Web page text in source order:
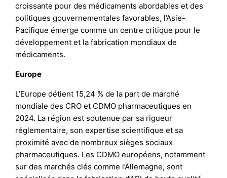
croissante pour des médicaments abordables et des
politiques gouvernementales favorables, l’Asie-
Pacifique émerge comme un centre critique pour le
développement et la fabrication mondiaux de
médicaments.
Europe
L’Europe détient 15,24 % de la part de marché
mondiale des CRO et CDMO pharmaceutiques en
2024. La région est soutenue par sa rigueur
réglementaire, son expertise scientifique et sa
proximité avec de nombreux sièges sociaux
pharmaceutiques. Les CDMO européens, notamment
sur des marchés clés comme l’Allemagne, sont